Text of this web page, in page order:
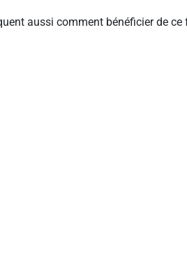
aussi comment bénéficier de ce